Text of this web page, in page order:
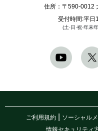
住所：〒590-0012
受付時間:平日
(土·日·祝·年末
ご利用規約 ソーシャル
情報セキュリティ